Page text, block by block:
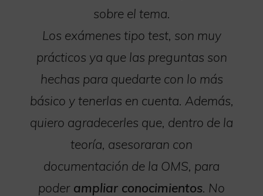
sobre el tema.
Los exámenes tipo test, son muy
prácticos ya que las preguntas son
hechas para quedarte con lo más
básico y tenerlas en cuenta. Además,
quiero agradecerles que, dentro de la
teoría, asesoraran con
documentación de la OMS, para
poderampliar conocimientos. No